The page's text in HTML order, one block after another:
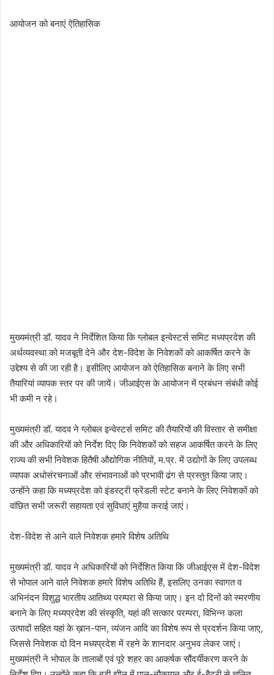
आयोजन को बनाएं ऐतिहासिक
मुख्यमंत्री डॉ. यादव ने निर्देशित किया कि ग्लोबल इन्वेस्टर्स समिट मध्यप्रदेश की
अर्थव्यवस्था को मजबूती देने और देश-विदेश के निवेशकों को आकर्षित करने के
उद्देश्य से की जा रही है। इसीलिए आयोजन को ऐतिहासिक बनाने के लिए सभी
तैयारियां व्यापक स्तर पर की जायें। जीआईएस के आयोजन में प्रबंधन संबंधी कोई
भी कमी न रहे।
मुख्यमंत्री डॉ. यादव ने ग्लोबल इन्वेस्टर्स समिट की तैयारियों की विस्तार से समीक्षा
की और अधिकारियों को निर्देश दिए कि निवेशकों को सहज आकर्षित करने के लिए
राज्य की सभी निवेशक हितैषी औद्योगिक नीतियों, म.प्र. में उद्योगों के लिए उपलब्ध
व्यापक अधोसंरचनाओं और संभावनाओं को प्रभावी ढंग से प्रस्तुत किया जाए।
उन्होंने कहा कि मध्यप्रदेश को इंडस्ट्री फ्रेंडली स्टेट बनाने के लिए निवेशकों को
वांछित सभी जरूरी सहायता एवं सुविधाएं मुहैया कराई जाएं।
देश-विदेश से आने वाले निवेशक हमारे विशेष अतिथि
मुख्यमंत्री डॉ. यादव ने अधिकारियों को निर्देशित किया कि जीआईएस में देश-विदेश
से भोपाल आने वाले निवेशक हमारे विशेष अतिथि हैं, इसलिए उनका स्वागत व
अभिनंदन विशुद्ध भारतीय आतिथ्य परम्परा से किया जाए। इन दो दिनों को स्मरणीय
बनाने के लिए मध्यप्रदेश की संस्कृति, यहां की सत्कार परम्परा, विभिन्न कला
उत्पादों सहित यहां के ख़ान-पान, व्यंजन आदि का विशेष रूप से प्रदर्शन किया जाए,
जिससे निवेशक दो दिन मध्यप्रदेश में रहने के शानदार अनुभव लेकर जाएं।
मुख्यमंत्री ने भोपाल के तालाबों एवं पूरे शहर का आकर्षक सौंदर्यीकरण करने के